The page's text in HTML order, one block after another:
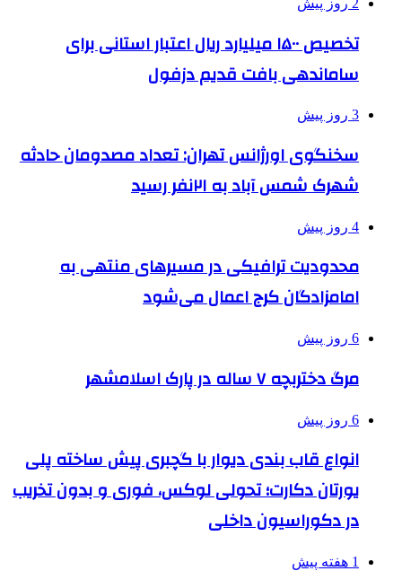
تخصیص ۱۵۰۰ میلیارد ریال اعتبار استانی برای
ساماندهی بافت قدیم دزفول
3 روز پیش
سخنگوی اورژانس تهران: تعداد مصدومان حادثه
شهرک شمس آباد به ۲۱نفر رسید
4 روز پیش
محدودیت ترافیکی در مسیرهای منتهی به
امامزادگان کرج اعمال می‌شود
6 روز پیش
مرگ دختربچه ۷ ساله در پارک اسلامشهر
6 روز پیش
انواع قاب بندی دیوار با گچبری پیش ساخته پلی
یورتان دکارت؛ تحولی لوکس، فوری و بدون تخریب
در دکوراسیون داخلی
1 هفته پیش